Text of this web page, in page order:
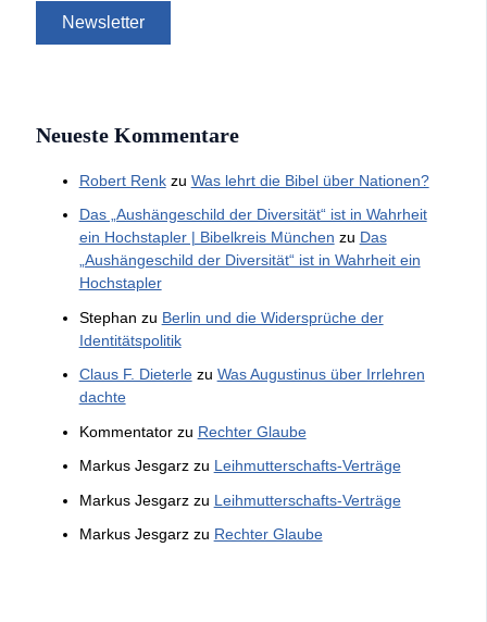
Neueste Kommentare
Robert Renkzu Was lehrt die Bibel über Nationen?
Das „Aushängeschild der Diversität“ ist in Wahrheit
ein Hochstapler | Bibelkreis München zu Das
„Aushängeschild der Diversität“ ist in Wahrheit ein
Hochstapler
Stephan zu Berlin und die Widersprüche der
Identitätspolitik
Claus F. Dieterlezu Was Augustinus über Irrlehren
dachte
Kommentatorzu Rechter Glaube
Markus Jesgarzzu Leihmutterschafts-Verträge
Markus Jesgarzzu Leihmutterschafts-Verträge
Markus Jesgarzzu Rechter Glaube